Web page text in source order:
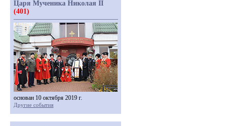
Царя Мученика Николая II
(401)
основан 10 октября 2019 г.
Другие события